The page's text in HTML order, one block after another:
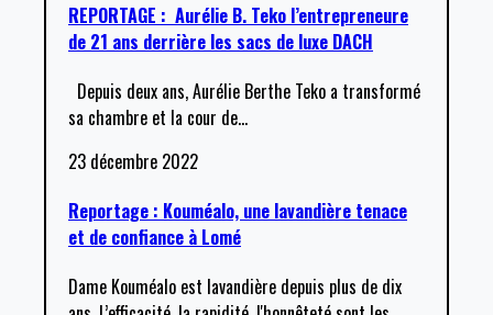
REPORTAGE : Aurélie B. Teko l’entrepreneure
de 21 ans derrière les sacs de luxe DACH
Depuis deux ans, Aurélie Berthe Teko a transformé
sa chambre et la cour de…
23 décembre 2022
Reportage : Kouméalo, une lavandière tenace
et de confiance à Lomé
Dame Kouméalo est lavandière depuis plus de dix